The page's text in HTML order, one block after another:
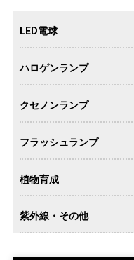
LED電球
ミラー付き
（LDR）
一般・小型
（LDA・
ハロゲンランプ
ミラー付き
スクリュー
シールドビ
ーム
プ
クセノンランプ
クセノンラ
ンプ
フラッシュランプ
フラッシュ
ランプ
植物育成
紫外線・その他